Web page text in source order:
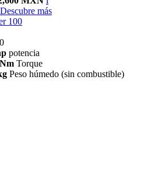
Descubre más
100
potencia
Torque
Peso húmedo (sin combustible)